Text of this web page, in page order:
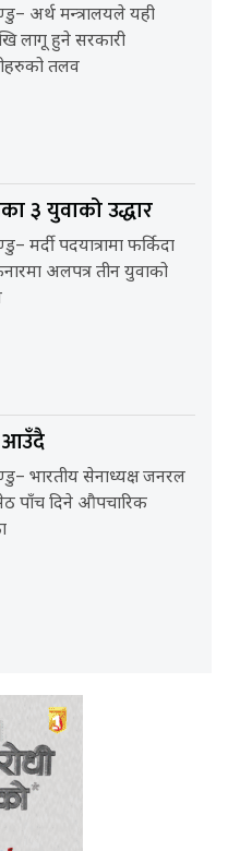
अर्थ मन्त्रालयले यही
लागू हुने सरकारी
तलव
३ युवाको उद्धार
मर्दी पदयात्रामा फर्किदा
अलपत्र तीन युवाको
भारतीय सेनाध्यक्ष जनरल
पाँच दिने औपचारिक